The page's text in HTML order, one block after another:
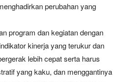
perubahan yang
program dan kegiatan dengan
kinerja yang terukur dan
lebih cepat serta harus
yang kaku, dan menggantinya